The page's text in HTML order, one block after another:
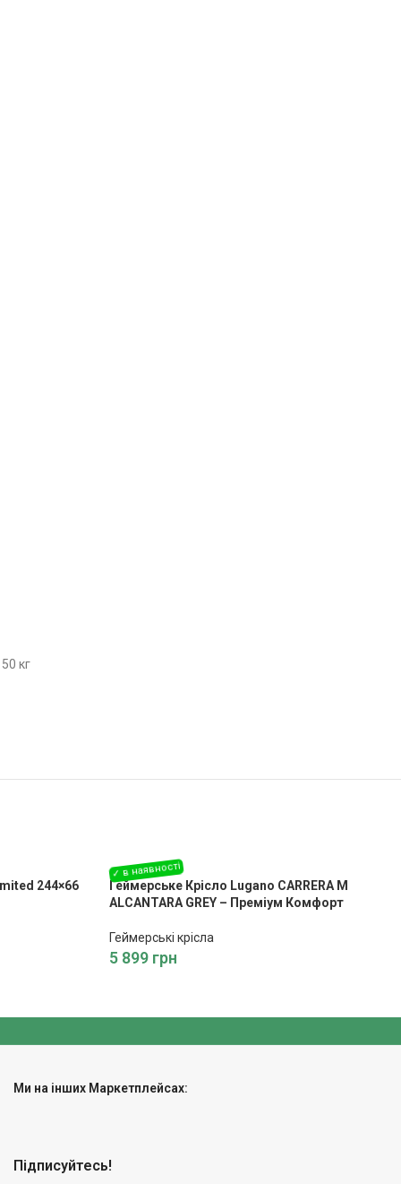
50 кг
244×66
Геймерське Крісло Lugano CARRERA M
ALCANTARA GREY – Преміум Комфорт
Геймерські крісла
5 899 грн
Ми на інших Маркетплейсах:
Підписуйтесь!